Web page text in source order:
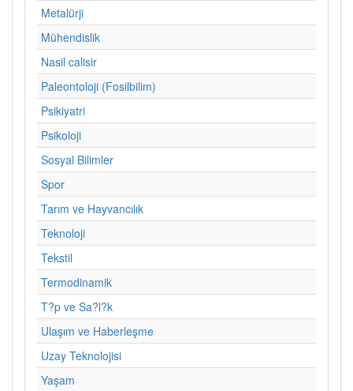
Metalürji
Mühendislik
Nasil calisir
Paleontoloji (Fosilbilim)
Psikiyatri
Psikoloji
Sosyal Bilimler
Spor
Tarım ve Hayvancılık
Teknoloji
Tekstil
Termodinamik
T?p ve Sa?l?k
Ulaşım ve Haberleşme
Uzay Teknolojisi
Yaşam